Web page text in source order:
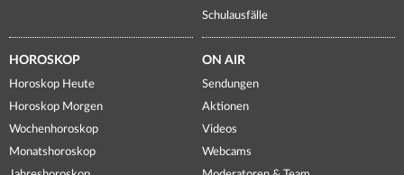
Schulausfälle
HOROSKOP
Horoskop Heute
Horoskop Morgen
Wochenhoroskop
Monatshoroskop
ON AIR
Sendungen
Aktionen
Videos
Webcams